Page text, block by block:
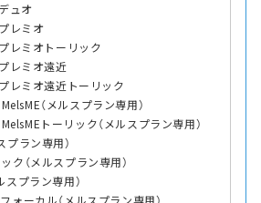
ュオ
レミオ
レミオトーリック
レミオ遠近
レミオ遠近トーリック
（メルスプラン専用）
トーリック（メルスプラン専用）
プラン専用）
ク（メルスプラン専用）
スプラン専用）
ォーカル（メルスプラン専用）